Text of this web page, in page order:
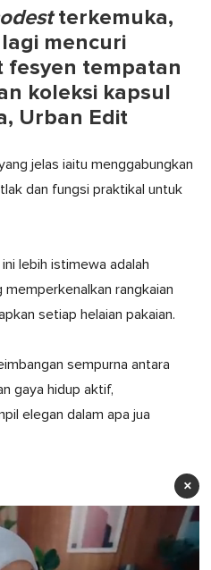
terkemuka,
mencuri
tempatan
koleksi kapsul
Urban Edit
jelas iaitu menggabungkan
dan fungsi praktikal untuk
lebih istimewa adalah
rangkaian
setiap helaian pakaian.
sempurna antara
gaya hidup aktif,
elegan dalam apa jua
×